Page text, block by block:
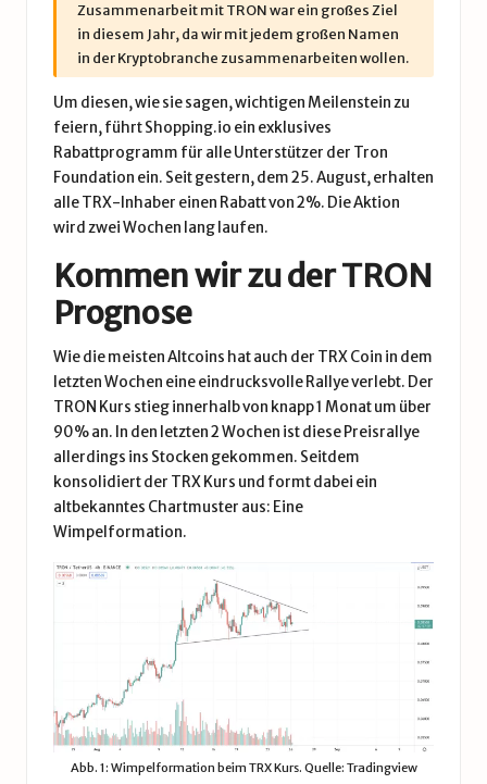
Zusammenarbeit mit TRON war ein großes Ziel
in diesem Jahr, da wir mit jedem großen Namen
in der Kryptobranche zusammenarbeiten wollen.
Um diesen, wie sie sagen, wichtigen Meilenstein zu
feiern, führt Shopping.io ein exklusives
Rabattprogramm für alle Unterstützer der Tron
Foundation ein. Seit gestern, dem 25. August, erhalten
alle TRX-Inhaber einen Rabatt von 2%. Die Aktion
wird zwei Wochen lang laufen.
Kommen wir zu der TRON
Prognose
Wie die meistenAltcoins hat auch der TRX Coin in dem
letzten Wochen eine eindrucksvolle Rallye verlebt. Der
TRON Kurs stieg innerhalb von knapp 1 Monat um über
90% an. In den letzten 2 Wochen ist diese Preisrallye
allerdings ins Stocken gekommen. Seitdem
konsolidiert der TRX Kurs und formt dabei ein
altbekanntes Chartmuster aus: Eine
Wimpelformation.
Abb. 1: Wimpelformation beim TRX Kurs. Quelle: Tradingview